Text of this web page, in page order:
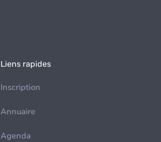
Liens rapides
Inscription
Annuaire
Agenda